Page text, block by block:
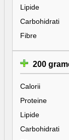
Lipide
Carbohidrati
Fibre
200
Calorii
Proteine
Lipide
Carbohidrati